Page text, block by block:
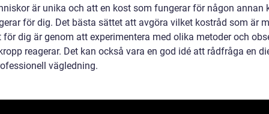
är unika och att en kost som fungerar för någon annan
för dig. Det bästa sättet att avgöra vilket kostråd som är
dig är genom att experimentera med olika metoder och
reagerar. Det kan också vara en god idé att rådfråga en
vägledning.